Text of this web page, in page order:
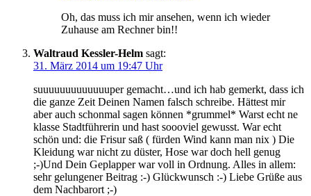
Oh, das muss ich mir ansehen, wenn ich wieder
Zuhause am Rechner bin!!
Waltraud Kessler-Helm sagt:
31. März 2014 um 19:47 Uhr
suuuuuuuuuuuuuper gemacht…und ich hab gemerkt, dass ich
die ganze Zeit Deinen Namen falsch schreibe. Hättest mir
aber auch schonmal sagen können *grummel* Warst echt ne
klasse Stadtführerin und hast soooviel gewusst. War echt
schön und: die Frisur saß ( fürden Wind kann man nix ) Die
Kleidung war nicht zu düster, Hose war doch hell genug
;-)Und Dein Geplapper war voll in Ordnung. Alles in allem:
sehr gelungener Beitrag :-) Glückwunsch :-) Liebe Grüße aus
dem Nachbarort ;-)